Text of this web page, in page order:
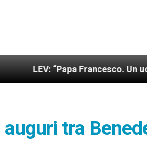
“Papa Francesco. Un uomo di
tra